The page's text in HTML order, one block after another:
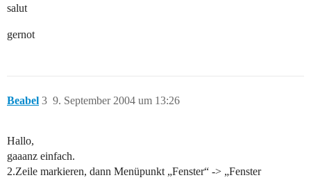
salut
gernot
Beabel 9. September 2004 um 13:26
3
Hallo,
gaaanz einfach.
2.Zeile markieren, dann Menüpunkt „Fenster“ -> „Fenster